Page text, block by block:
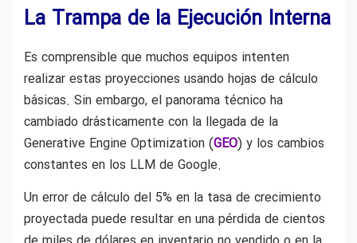
La Trampa de la Ejecución Interna
Es comprensible que muchos equipos intenten
realizar estas proyecciones usando hojas de cálculo
básicas. Sin embargo, el panorama técnico ha
cambiado drásticamente con la llegada de la
Generative Engine Optimization (GEO) y los cambios
constantes en los LLM de Google.
Un error de cálculo del 5% en la tasa de crecimiento
proyectada puede resultar en una pérdida de cientos